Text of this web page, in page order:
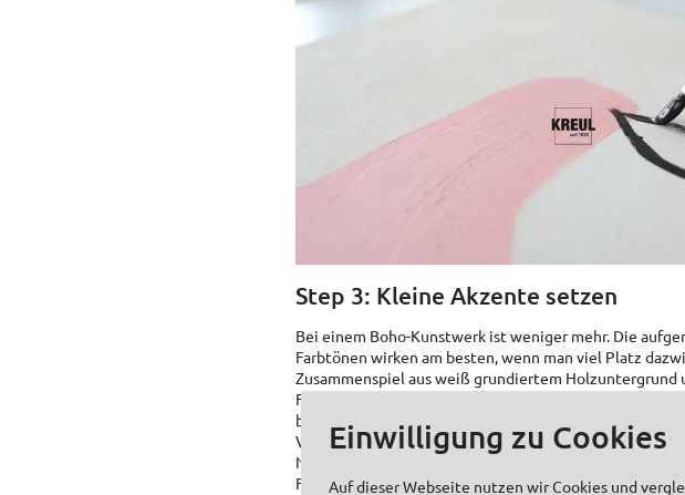
Step 3: Kleine Akzente setzen
Bei einem Boho-Kunstwerk ist weniger mehr. Die
Farbtönen wirken am besten, wenn man viel Platz
Zusammenspiel aus weiß grundiertem Holzuntergrund
Farbtönen. Abschließend malen wir deshalb nur noch
benutzen dazu KREUL Nature Schiefergestein und
Viel Spaß beim Nachmalen und dekorieren. Unser Tipp:
Naturmaterialien oder Holzgegenständen arrangieren
Farbtönen gestalten und dazustellen.
Einwilligung zu Cookies
Auf dieser Webseite nutzen wir Cookies und